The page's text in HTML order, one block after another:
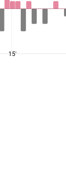
15'